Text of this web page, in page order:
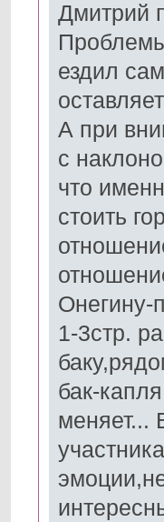
Дмитрий
ездил
А при
с
что
стоить
Онегину-
1-3стр.
бак-
меняет...